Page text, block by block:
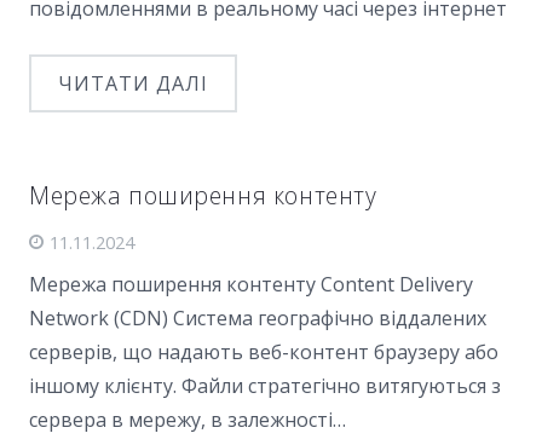
повідомленнями в реальному часі через інтернет
ЧИТАТИ ДАЛІ
Мережа поширення контенту
11.11.2024
Мережа поширення контенту Content Delivery
Network (CDN) Система географічно віддалених
серверів, що надають веб-контент браузеру або
іншому клієнту. Файли стратегічно витягуються з
сервера в мережу, в залежності…